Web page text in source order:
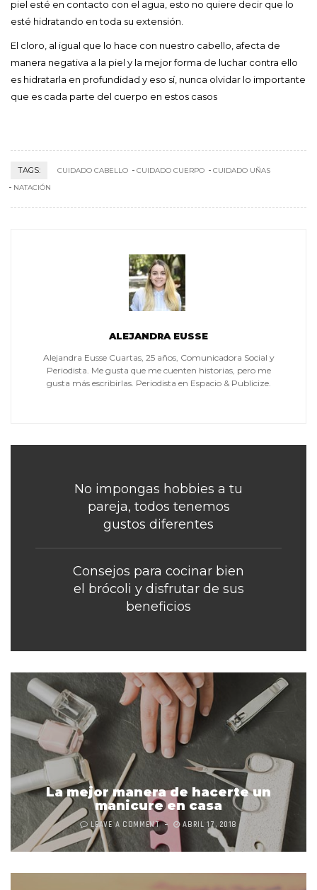
piel esté en contacto con el agua, esto no quiere decir que lo
esté hidratando en toda su extensión.
El cloro, al igual que lo hace con nuestro cabello, afecta de
manera negativa a la piel y la mejor forma de luchar contra ello
es hidratarla en profundidad y eso sí, nunca olvidar lo importante
que es cada parte del cuerpo en estos casos
TAGS: CUIDADO CABELLO CUIDADO CUERPO
CUIDADO UÑAS
NATACIÓN
ALEJANDRA EUSSE
Alejandra Eusse Cuartas, 25 años, Comunicadora Social y
Periodista. Me gusta que me cuenten historias, pero me
gusta más escribirlas. Periodista en Espacio & Publicize.
No impongas hobbies a tu
pareja, todos tenemos
gustos diferentes
Consejos para cocinar bien
el brócoli y disfrutar de sus
beneficios
La mejor manera de hacerte un
manicure en casa
LEAVE A COMMENT ABRIL 17, 2018